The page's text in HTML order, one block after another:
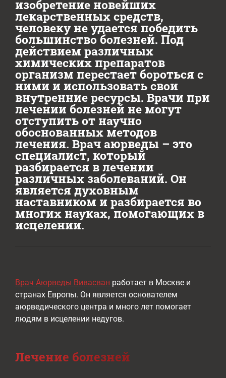
изобретение новейших
лекарственных средств,
человеку не удается победить
большинство болезней. Под
действием различных
химических препаратов
организм перестает бороться с
ними и использовать свои
внутренние ресурсы. Врачи при
лечении болезней не могут
отступить от научно
обоснованных методов
лечения. Врач аюрведы – это
специалист, который
разбирается в лечении
различных заболеваний. Он
является духовным
наставником и разбирается во
многих науках, помогающих в
исцелении.
Врач Аюрведы Вивасван работает в Москве и
странах Европы. Он является основателем
аюрведического центра и много лет помогает
людям в исцелении недугов.
Лечение болезней